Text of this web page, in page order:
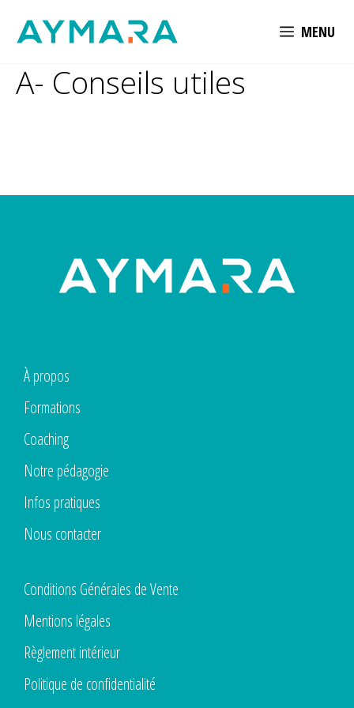
MENU
A- Conseils utiles
À propos
Formations
Coaching
Notre pédagogie
Infos pratiques
Nous contacter
Conditions Générales de Vente
Mentions légales
Règlement intérieur
Politique de confidentialité